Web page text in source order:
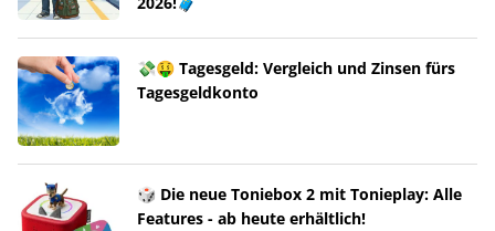
💸🤑 Tagesgeld: Vergleich und Zinsen fürs
Tagesgeldkonto
🎲 Die neue Toniebox 2 mit Tonieplay: Alle
Features - ab heute erhältlich!